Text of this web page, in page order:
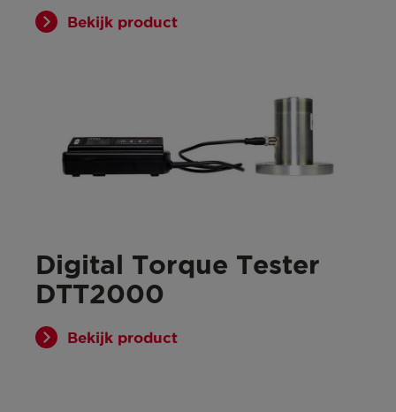
Bekijk product
Digital Torque Tester
DTT2000
Bekijk product